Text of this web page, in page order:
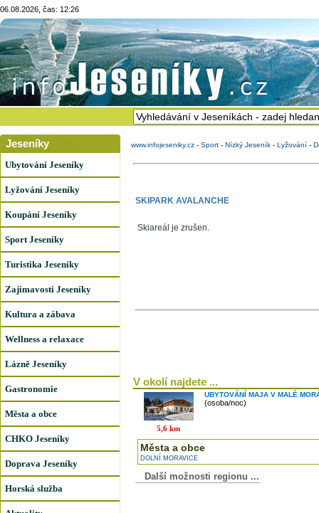
06.08.2026, čas: 12:26
Jeseníky
Ubytování Jeseníky
Lyžování Jeseníky
Koupání Jeseníky
Sport Jeseníky
Turistika Jeseníky
Zajímavosti Jeseníky
Kultura a zábava
Wellness a relaxace
Lázně Jeseníky
Gastronomie
Města a obce
CHKO Jeseníky
Doprava Jeseníky
Horská služba
www.infojeseniky.cz - Sport - Nízký Jeseník - Lyžování -
SKIPARK AVALANCHE
Skiareál je zrušen.
V okolí najdete ...
5,6 km
UBYTOVÁNÍ MAJA V MALÉ
(osoba/noc)
Města a obce
DOLNÍ MORAVICE
Další možnosti regionu ...